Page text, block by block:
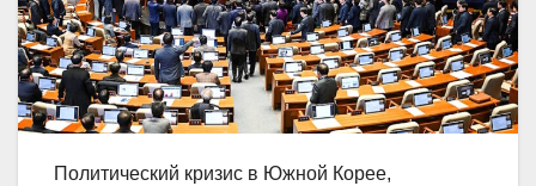
Политический кризис в Южной Корее,